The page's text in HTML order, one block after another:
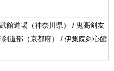
館道場（神奈川県） / 鬼高剣友
道部（京都府） / 伊集院剣心館